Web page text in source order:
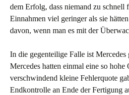
dem Erfolg, dass niemand zu schnell
Einnahmen viel geringer als sie
davon, wenn man es mit der
In die gegenteilige Falle ist Mercedes
Mercedes hatten einmal eine so hohe
verschwindend kleine Fehlerquote
Endkontrolle an Ende der Fertigung